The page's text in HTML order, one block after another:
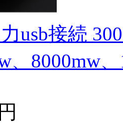
usb接続
、8000mw